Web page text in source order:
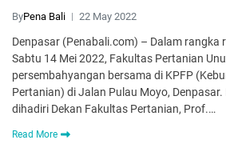
ByPena Bali 22 May 2022
Denpasar (Penabali.com) – Dalam rangka
Sabtu 14 Mei 2022, Fakultas Pertanian
persembahyangan bersama di KPFP
Pertanian) di Jalan Pulau Moyo,
dihadiri Dekan Fakultas Pertanian, Prof.…
Read More